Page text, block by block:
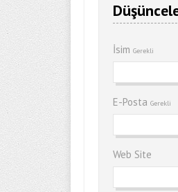
İsim Gerekli
E-Posta Gerekli
Web Site